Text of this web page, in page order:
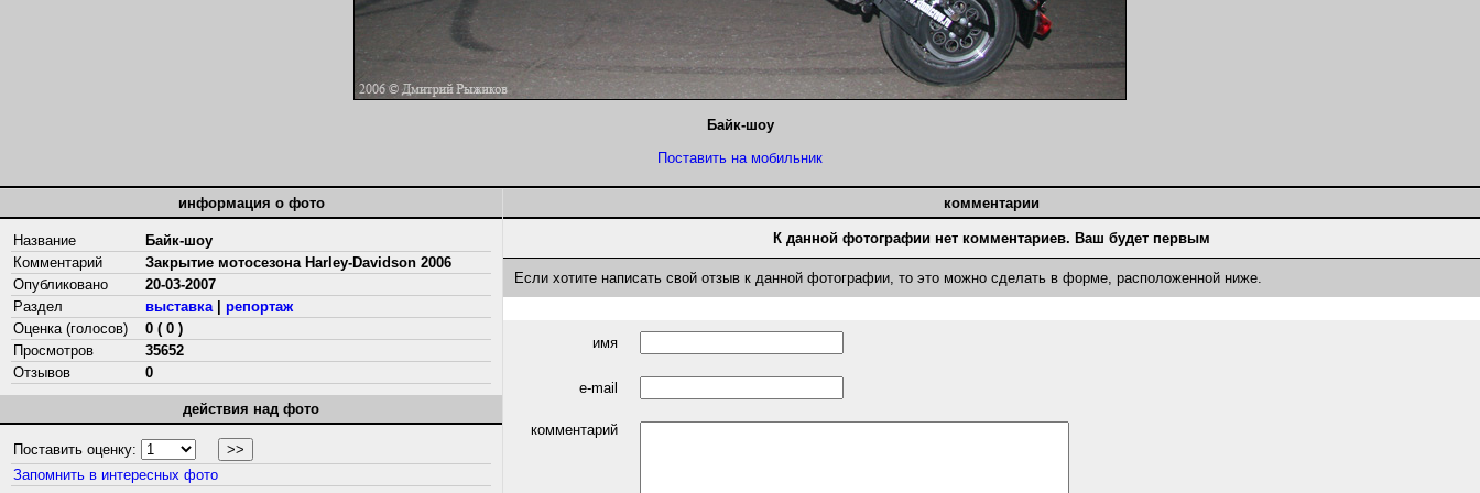
Байк-шоу
Поставить на мобильник
информация о фото
Название
Байк-шоу
Комментарий
Закрытие мотосезона Harley-Davidson 2006
Опубликовано
20-03-2007
Раздел
выставка| репортаж
Оценка (голосов)
0 ( 0 )
Просмотров
35652
Отзывов
0
действия над фото
Поставить оценку:
Запомнить в интересных фото
комментарии
К данной фотографии нет комментариев. Ваш будет первым
Если хотите написать свой отзыв к данной фотографии, то это можно сделать в форме, расположенной ниже.
имя
e-mail
комментарий